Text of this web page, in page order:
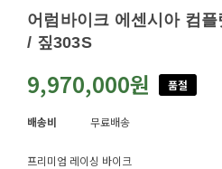
어럼바이크 에센시아 컴
/ 짚303S
9,970,000원 품절
배송비 무료배송
프리미엄 레이싱 바이크